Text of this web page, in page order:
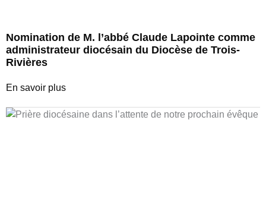
Nomination de M. l’abbé Claude Lapointe comme
administrateur diocésain du Diocèse de Trois-
Rivières
En savoir plus